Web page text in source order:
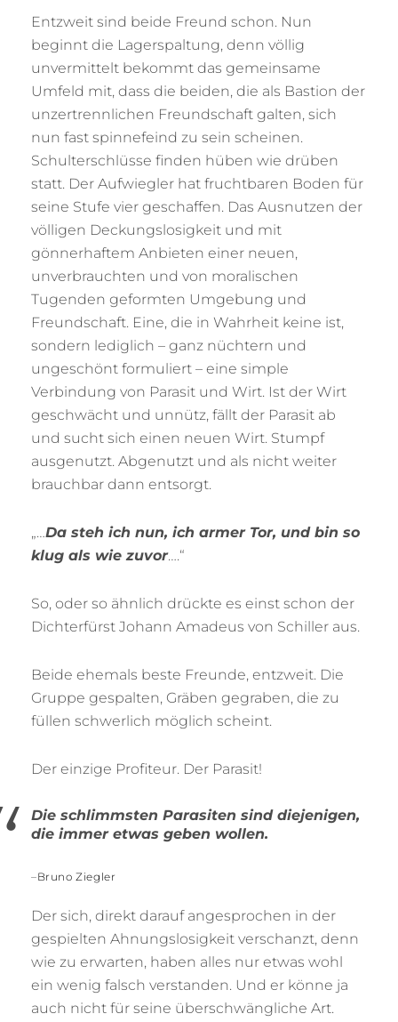
Entzweit sind beide Freund schon. Nun
beginnt die Lagerspaltung, denn völlig
unvermittelt bekommt das gemeinsame
Umfeld mit, dass die beiden, die als Bastion der
unzertrennlichen Freundschaft galten, sich
nun fast spinnefeind zu sein scheinen.
Schulterschlüsse finden hüben wie drüben
statt. Der Aufwiegler hat fruchtbaren Boden für
seine Stufe vier geschaffen. Das Ausnutzen der
völligen Deckungslosigkeit und mit
gönnerhaftem Anbieten einer neuen,
unverbrauchten und von moralischen
Tugenden geformten Umgebung und
Freundschaft. Eine, die in Wahrheit keine ist,
sondern lediglich – ganz nüchtern und
ungeschönt formuliert – eine simple
Verbindung von Parasit und Wirt. Ist der Wirt
geschwächt und unnütz, fällt der Parasit ab
und sucht sich einen neuen Wirt. Stumpf
ausgenutzt. Abgenutzt und als nicht weiter
brauchbar dann entsorgt.
„…Da steh ich nun, ich armer Tor, und bin so
klug als wie zuvor….“
So, oder so ähnlich drückte es einst schon der
Dichterfürst Johann Amadeus von Schiller aus.
Beide ehemals beste Freunde, entzweit. Die
Gruppe gespalten, Gräben gegraben, die zu
füllen schwerlich möglich scheint.
Der einzige Profiteur. Der Parasit!
Die schlimmsten Parasiten sind diejenigen,
die immer etwas geben wollen.
–Bruno Ziegler
Der sich, direkt darauf angesprochen in der
gespielten Ahnungslosigkeit verschanzt, denn
wie zu erwarten, haben alles nur etwas wohl
ein wenig falsch verstanden. Und er könne ja
auch nicht für seine überschwängliche Art.